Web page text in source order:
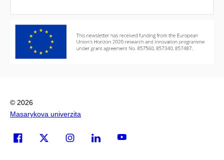
© 2026
Masarykova univerzita